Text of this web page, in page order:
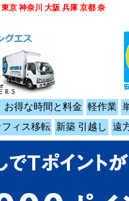
お得な時間と料金 軽作業
フィス移転 新築 引越し 遠
京 神奈川 大阪 兵庫 京都 奈